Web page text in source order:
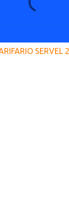
SERVEL